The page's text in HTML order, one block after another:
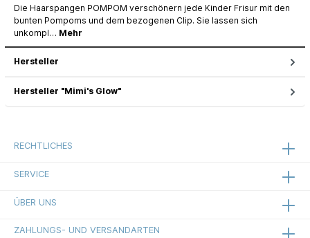
Die Haarspangen POMPOM verschönern jede Kinder Frisur mit den
bunten Pompoms und dem bezogenen Clip. Sie lassen sich
unkompl… Mehr
Hersteller
Hersteller "Mimi's Glow"
RECHTLICHES
SERVICE
ÜBER UNS
ZAHLUNGS- UND VERSANDARTEN